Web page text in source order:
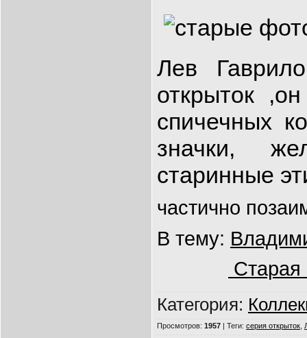
Лев
открыток
спичечных
значки,
старинные
частично
В тему:
Старая
Категория:
Просмотров: 1957 | Теги: серия открыток